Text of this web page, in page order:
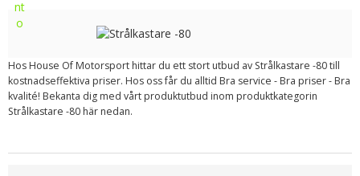
Hos House Of Motorsport hittar du ett stort utbud av Strålkastare -80 till
kostnadseffektiva priser. Hos oss får du alltid Bra service - Bra priser - Bra
kvalité! Bekanta dig med vårt produktutbud inom produktkategorin
Strålkastare -80 här nedan.